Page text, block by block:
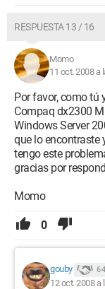
RESPUESTA 13 / 16
Momo
11 oct. 2008 a
Por favor, como tú
Compaq dx2300
Windows Server
que lo encontraste
tengo este
gracias por
Momo
0
gouby 6
12 oct. 2008 a